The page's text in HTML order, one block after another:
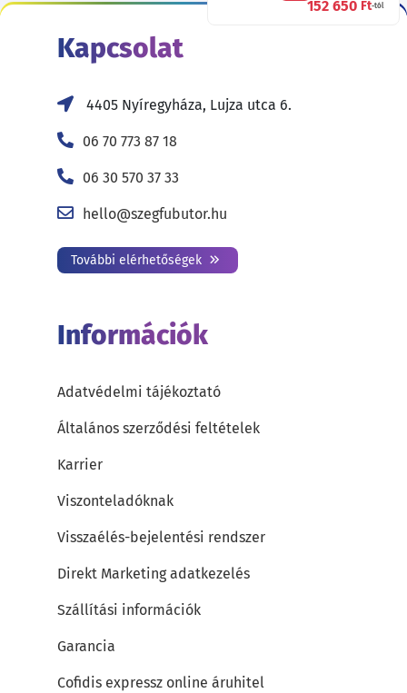
152 650 Ft-tól
Kapcsolat
4405 Nyíregyháza, Lujza utca 6.
06 70 773 87 18
06 30 570 37 33
hello@szegfubutor.hu
További elérhetőségek
Információk
Adatvédelmi tájékoztató
Általános szerződési feltételek
Karrier
Viszonteladóknak
Visszaélés-bejelentési rendszer
Direkt Marketing adatkezelés
Szállítási információk
Garancia
Cofidis expressz online áruhitel